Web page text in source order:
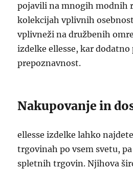
pojavili na mnogih modnih
kolekcijah vplivnih
vplivneži na družbenih
izdelke ellesse, kar
prepoznavnost.
Nakupovanje in
ellesse izdelke lahko
trgovinah po vsem svetu,
spletnih trgovin. Njihova